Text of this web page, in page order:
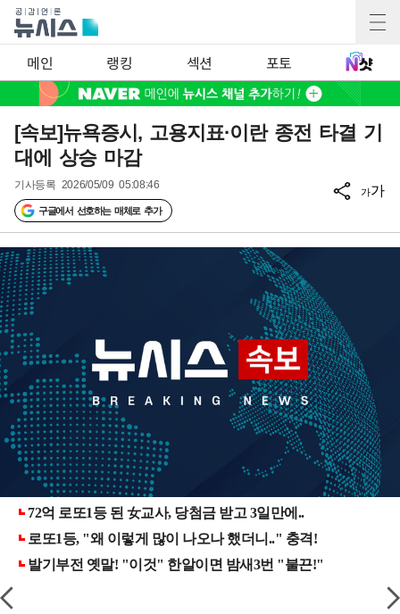
메인 랭킹 섹션 포토
[속보]뉴욕증시, 고용지표·이란 종전 타결 기
대에 상승 마감
기사등록 2026/05/09 05:08:46
구글에서 선호하는 매체로 추가
가가